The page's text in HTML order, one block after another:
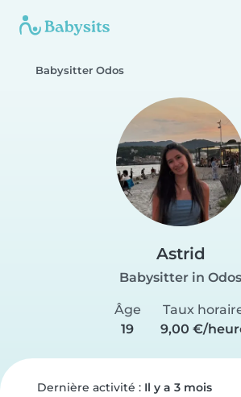
Babysitter Odos
Astrid
Babysitter in Odos
Âge
19
Taux
9,00 €/
Dernière activité : Il y a 3 mois